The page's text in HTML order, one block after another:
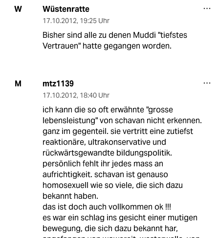
W Wüstenratte
17.10.2012, 19:25 Uhr
Bisher sind alle zu denen Muddi "tiefstes
Vertrauen" hatte gegangen worden.
M mtz1139
17.10.2012, 18:40 Uhr
ich kann die so oft erwähnte "grosse
lebensleistung" von schavan nicht erkennen.
ganz im gegenteil. sie vertritt eine zutiefst
reaktionäre, ultrakonservative und
rückwärtsgewandte bildungspolitik.
persönlich fehlt ihr jedes mass an
aufrichtigkeit. schavan ist genauso
homosexuell wie so viele, die sich dazu
bekannt haben.
das ist doch auch vollkommen ok !!!
es war ein schlag ins gesicht einer mutigen
bewegung, die sich dazu bekannt har,